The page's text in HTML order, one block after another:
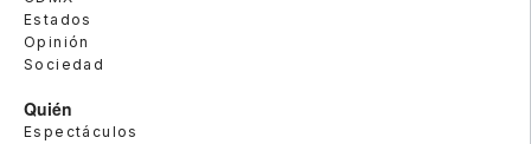
Estados
Opinión
Sociedad
Quién
Espectáculos